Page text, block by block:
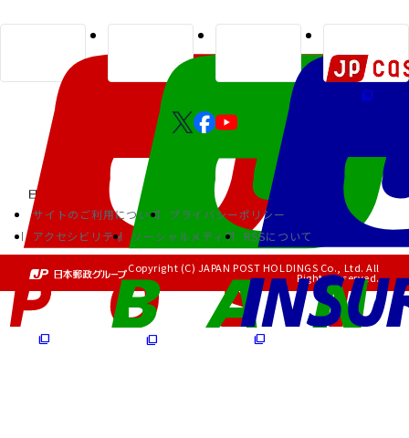
サイトのご利用について
プライバシーポリシー
アクセシビリティ
ソーシャルメディア RSSについて
Copyright (C) JAPAN POST HOLDINGS Co., Ltd. All
Rights Reserved.